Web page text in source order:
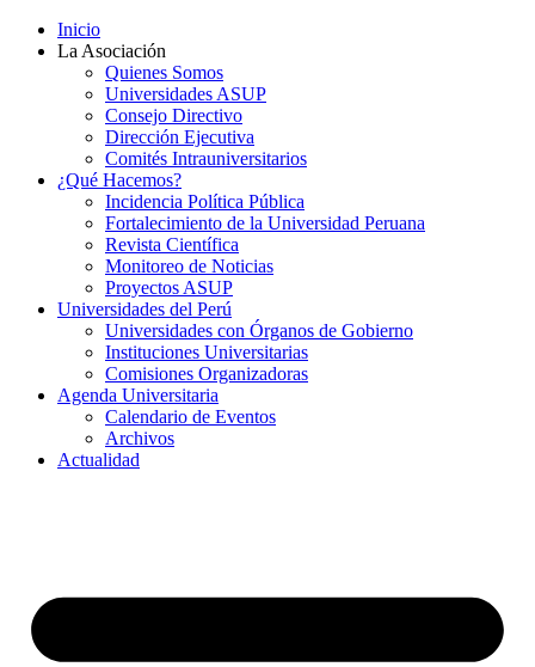
Inicio
La Asociación
Quienes Somos
Universidades ASUP
Consejo Directivo
Dirección Ejecutiva
Comités Intrauniversitarios
¿Qué Hacemos?
Incidencia Política Pública
Fortalecimiento de la Universidad Peruana
Revista Científica
Monitoreo de Noticias
Proyectos ASUP
Universidades del Perú
Universidades con Órganos de Gobierno
Instituciones Universitarias
Comisiones Organizadoras
Agenda Universitaria
Calendario de Eventos
Archivos
Actualidad